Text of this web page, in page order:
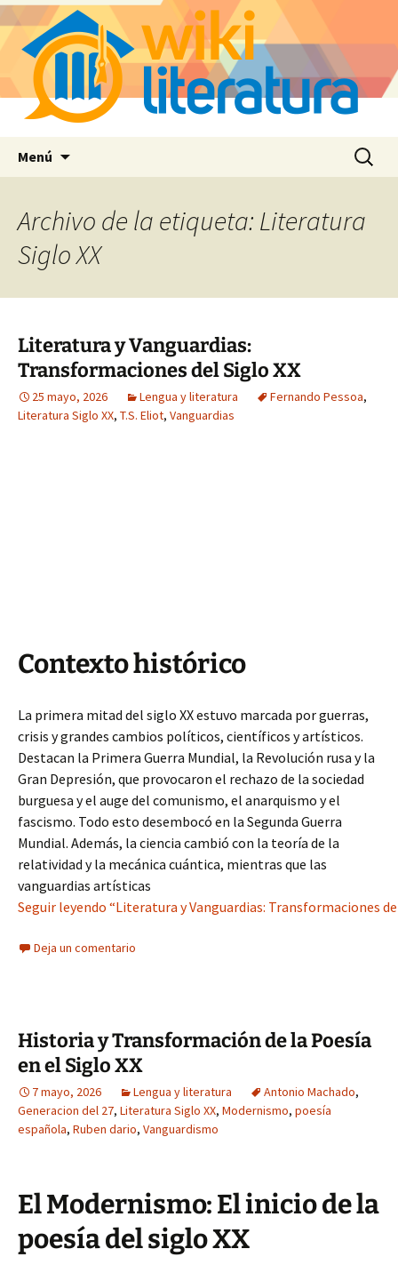
Menú Buscar:
Archivo de la etiqueta: Literatura
Siglo XX
Literatura y Vanguardias:
Transformaciones del Siglo XX
25 mayo, 2026 Lengua y literatura Fernando Pessoa,
Literatura Siglo XX, T.S. Eliot, Vanguardias
Contexto histórico
La primera mitad del siglo XX estuvo marcada por guerras,
crisis y grandes cambios políticos, científicos y artísticos.
Destacan la Primera Guerra Mundial, la Revolución rusa y la
Gran Depresión, que provocaron el rechazo de la sociedad
burguesa y el auge del comunismo, el anarquismo y el
fascismo. Todo esto desembocó en la Segunda Guerra
Mundial. Además, la ciencia cambió con la teoría de la
relatividad y la mecánica cuántica, mientras que las
vanguardias artísticas
Seguir leyendo “Literatura y Vanguardias: Transformaciones
Deja un comentario
Historia y Transformación de la Poesía
en el Siglo XX
7 mayo, 2026 Lengua y literatura Antonio Machado,
Generacion del 27, Literatura Siglo XX, Modernismo, poesía
española, Ruben dario, Vanguardismo
El Modernismo: El inicio de la
poesía del siglo XX